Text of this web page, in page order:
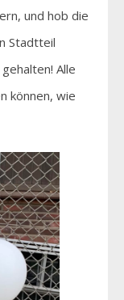
und hob die
Stadtteil
Alle
können, wie